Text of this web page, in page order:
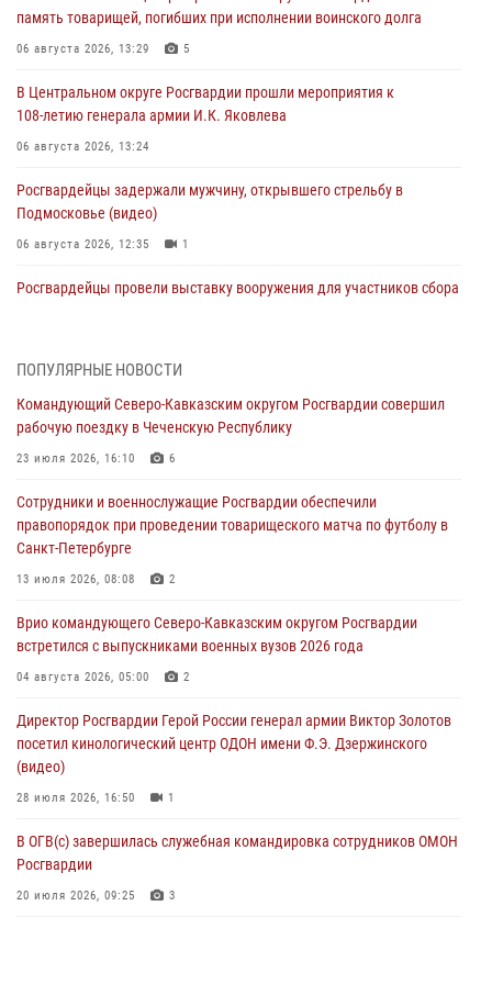
память товарищей, погибших при исполнении воинского долга
06 августа 2026, 13:29 5
В Центральном округе Росгвардии прошли мероприятия к
108‑летию генерала армии И.К. Яковлева
06 августа 2026, 13:24
Росгвардейцы задержали мужчину, открывшего стрельбу в
Подмосковье (видео)
06 августа 2026, 12:35 1
Росгвардейцы провели выставку вооружения для участников сбора
второй годовщине вторжения ВСУ на территорию области
06 августа 2026, 11:56
угрожавшего подростку травматическим пистолетом
06 августа 2026, 11:33
В Зауралье при содействии СОБР Росгвардии ликвидирована
06 августа 2026, 11:27
В Москве росгвардейцы задержали троих мужчин, устроивших
06 августа 2026, 11:20 1
ПОПУЛЯРНЫЕ НОВОСТИ
Командующий Северо-Кавказским округом Росгвардии совершил
рабочую поездку в Чеченскую Республику
23 июля 2026, 16:10 6
Сотрудники и военнослужащие Росгвардии обеспечили
правопорядок при проведении товарищеского матча по футболу в
Санкт-Петербурге
13 июля 2026, 08:08 2
Врио командующего Северо-Кавказским округом Росгвардии
встретился с выпускниками военных вузов 2026 года
04 августа 2026, 05:00 2
Директор Росгвардии Герой России генерал армии Виктор Золотов
посетил кинологический центр ОДОН имени Ф.Э. Дзержинского
(видео)
28 июля 2026, 16:50 1
В ОГВ(с) завершилась служебная командировка сотрудников ОМОН
Росгвардии
20 июля 2026, 09:25 3